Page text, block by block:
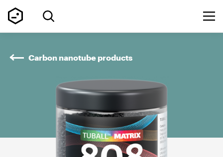
Carbon nanotube products